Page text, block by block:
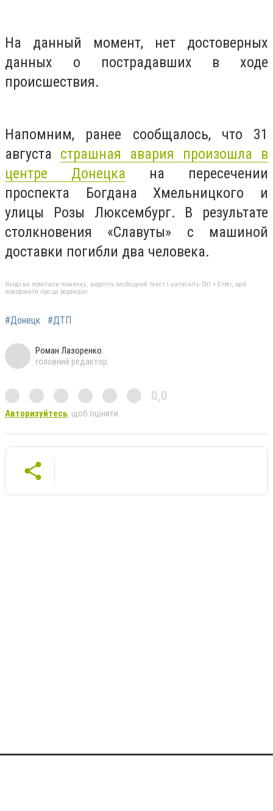
На данный момент, нет достоверных
данных о пострадавших в ходе
происшествия.
Напомним, ранее сообщалось, что 31
августа страшная авария произошла в
центре Донецка на пересечении
проспекта Богдана Хмельницкого и
улицы Розы Люксембург. В результате
столкновения «Славуты» с машиной
доставки погибли два человека.
Якщо ви помітили помилку, виділіть необхідний текст і натисніть Ctrl + Enter, щоб
повідомити про це редакцію
#Донецк #ДТП
Роман Лазоренко
головний редактор
0,0
Авторизуйтесь, щоб оцінити